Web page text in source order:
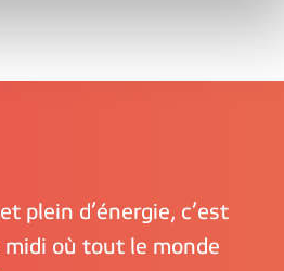
plein d’énergie, c’est
où tout le monde